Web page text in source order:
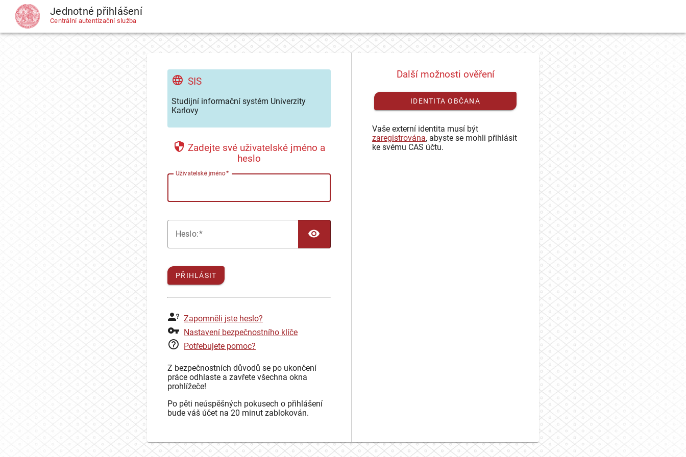
CAS Jednotné přihlášení
Centrální autentizační služba
SIS
Studijní informační systém Univerzity
Karlovy
Zadejte své uživatelské jméno a
heslo
Uživatelské jméno
Heslo:
PŘIHLÁSIT
Zapomněli jste heslo?
Nastavení bezpečnostního klíče
Potřebujete pomoc?
Z bezpečnostních důvodů se po ukončení
práce odhlaste a zavřete všechna okna
prohlížeče!
Po pěti neúspěšných pokusech o přihlášení
bude váš účet na 20 minut zablokován.
Další možnosti ověření
IDENTITA OBČANA
Vaše externí identita musí být
zaregistrována, abyste se mohli přihlásit
ke svému CAS účtu.